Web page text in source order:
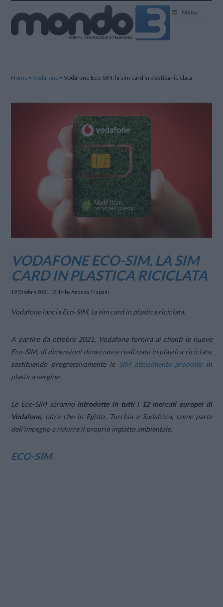
Menu
Home »Vodafone »Vodafone Eco-SIM, la sim card in plastica riciclata
VODAFONE ECO-SIM, LA SIM
CARD IN PLASTICA RICICLATA
19 Ottobre 2021 12:14 by Andrea Trapani
Vodafone lancia Eco-SIM, la sim card in plastica riciclata.
A partire da ottobre 2021, Vodafone fornirà ai clienti le nuove
Eco-SIM, di dimensioni dimezzate e realizzate in plastica riciclata,
sostituendo progressivamente le SIM attualmente prodottein
plastica vergine.
Le Eco-SIM sarannointrodotte in tutti i 12 mercati europei di
Vodafone, oltre che in Egitto, Turchia e Sudafrica, come parte
dell’impegno a ridurre il proprio impatto ambientale.
ECO-SIM